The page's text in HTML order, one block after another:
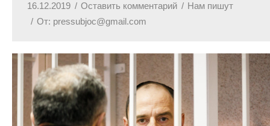
16.12.2019 Оставить комментарий
Нам пишут
От: pressubjoc@gmail.com